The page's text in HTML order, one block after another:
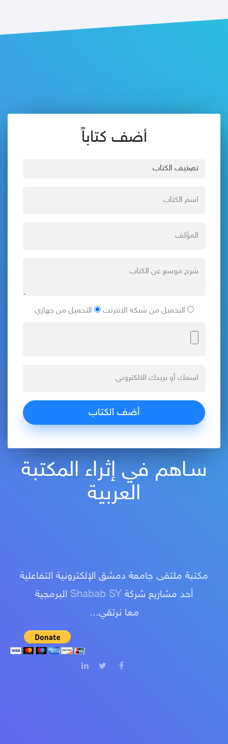
أضف كتاباً
التحميل من شبكة الانترنت التحميل من جهازي
سـاهم في إثراء المكتبة
العربية
مكتبة ملتقى جامعة دمشق الإلكترونية التفاعلية
أحد مشاريع شركة Shabab SY البرمجية
معا نرتقي...